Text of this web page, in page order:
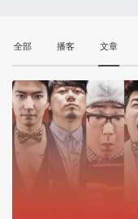
全部 播客 文章